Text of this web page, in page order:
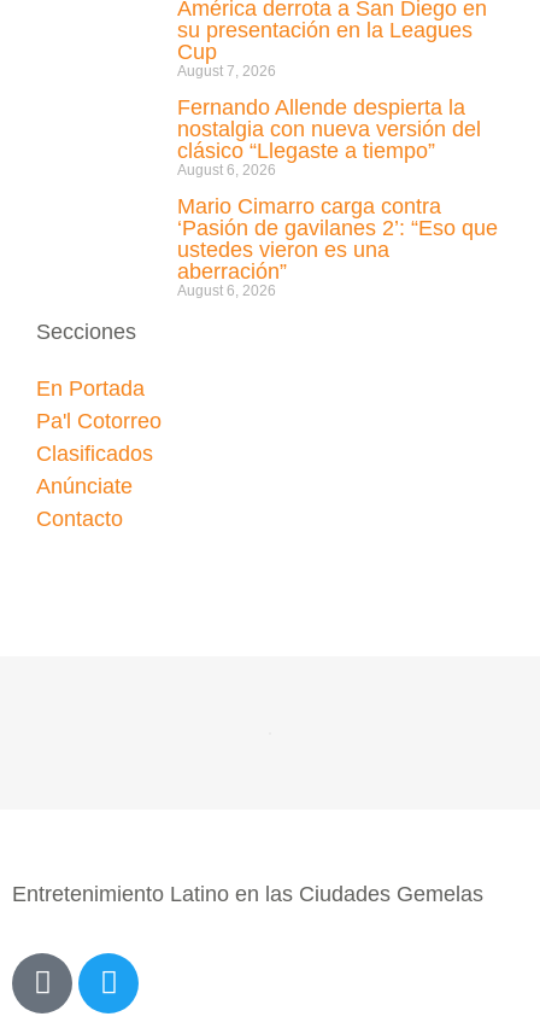
América derrota a San Diego en
su presentación en la Leagues
Cup
August 7, 2026
Fernando Allende despierta la
nostalgia con nueva versión del
clásico “Llegaste a tiempo”
August 6, 2026
Mario Cimarro carga contra
‘Pasión de gavilanes 2’: “Eso que
ustedes vieron es una
aberración”
August 6, 2026
Secciones
En Portada
Pa'l Cotorreo
Clasificados
Anúnciate
Contacto
Entretenimiento Latino en las Ciudades Gemelas